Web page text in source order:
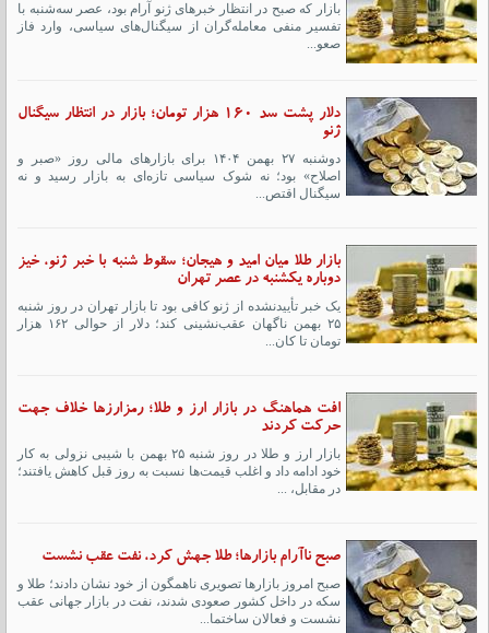
بازار که صبح در انتظار خبرهای ژنو آرام بود، عصر سه‌شنبه با
تفسیر منفی معامله‌گران از سیگنال‌های سیاسی، وارد فاز
صعو...
دلار پشت سد ۱۶۰ هزار تومان؛ بازار در انتظار سیگنال
ژنو
دوشنبه ۲۷ بهمن ۱۴۰۴ برای بازارهای مالی روز «صبر و
اصلاح» بود؛ نه شوک سیاسی تازه‌ای به بازار رسید و نه
سیگنال اقتص...
بازار طلا میان امید و هیجان؛ سقوط شنبه با خبر ژنو، خیز
دوباره یکشنبه در عصر تهران
یک خبر تأییدنشده از ژنو کافی بود تا بازار تهران در روز شنبه
۲۵ بهمن ناگهان عقب‌نشینی کند؛ دلار از حوالی ۱۶۲ هزار
تومان تا کان...
افت هماهنگ در بازار ارز و طلا؛ رمزارزها خلاف جهت
حرکت کردند
بازار ارز و طلا در روز شنبه ۲۵ بهمن با شیبی نزولی به کار
خود ادامه داد و اغلب قیمت‌ها نسبت به روز قبل کاهش یافتند؛
در مقابل، ...
صبح ناآرام بازارها؛ طلا جهش کرد، نفت عقب نشست
صبح امروز بازارها تصویری ناهمگون از خود نشان دادند؛ طلا و
سکه در داخل کشور صعودی شدند، نفت در بازار جهانی عقب
نشست و فعالان ساختما...